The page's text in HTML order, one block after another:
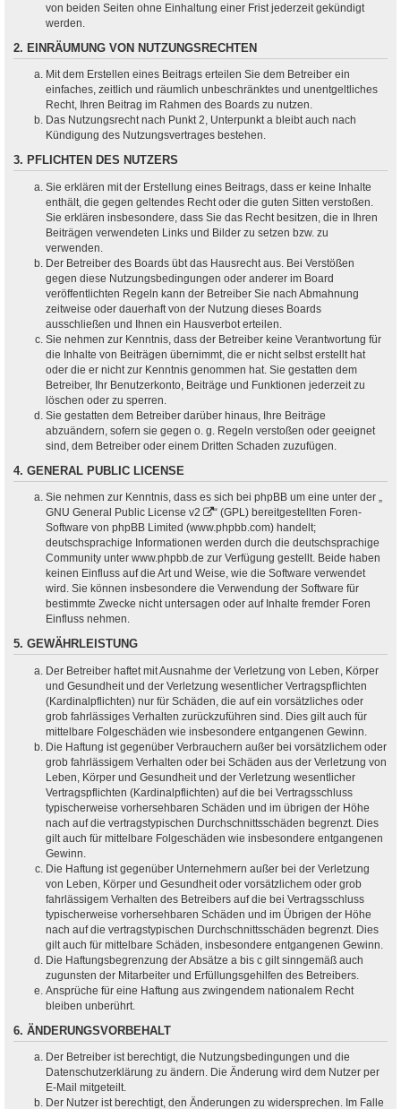
von beiden Seiten ohne Einhaltung einer Frist jederzeit gekündigt
werden.
2. EINRÄUMUNG VON NUTZUNGSRECHTEN
Mit dem Erstellen eines Beitrags erteilen Sie dem Betreiber ein
einfaches, zeitlich und räumlich unbeschränktes und unentgeltliches
Recht, Ihren Beitrag im Rahmen des Boards zu nutzen.
Das Nutzungsrecht nach Punkt 2, Unterpunkt a bleibt auch nach
Kündigung des Nutzungsvertrages bestehen.
3. PFLICHTEN DES NUTZERS
Sie erklären mit der Erstellung eines Beitrags, dass er keine Inhalte
enthält, die gegen geltendes Recht oder die guten Sitten verstoßen.
Sie erklären insbesondere, dass Sie das Recht besitzen, die in Ihren
Beiträgen verwendeten Links und Bilder zu setzen bzw. zu
verwenden.
Der Betreiber des Boards übt das Hausrecht aus. Bei Verstößen
gegen diese Nutzungsbedingungen oder anderer im Board
veröffentlichten Regeln kann der Betreiber Sie nach Abmahnung
zeitweise oder dauerhaft von der Nutzung dieses Boards
ausschließen und Ihnen ein Hausverbot erteilen.
Sie nehmen zur Kenntnis, dass der Betreiber keine Verantwortung für
die Inhalte von Beiträgen übernimmt, die er nicht selbst erstellt hat
oder die er nicht zur Kenntnis genommen hat. Sie gestatten dem
Betreiber, Ihr Benutzerkonto, Beiträge und Funktionen jederzeit zu
löschen oder zu sperren.
Sie gestatten dem Betreiber darüber hinaus, Ihre Beiträge
abzuändern, sofern sie gegen o. g. Regeln verstoßen oder geeignet
sind, dem Betreiber oder einem Dritten Schaden zuzufügen.
4. GENERAL PUBLIC LICENSE
Sie nehmen zur Kenntnis, dass es sich bei phpBB um eine unter der „
GNU General Public License v2
“ (GPL) bereitgestellten Foren-
Software von phpBB Limited (www.phpbb.com) handelt;
deutschsprachige Informationen werden durch die deutschsprachige
Community unter www.phpbb.de zur Verfügung gestellt. Beide haben
keinen Einfluss auf die Art und Weise, wie die Software verwendet
wird. Sie können insbesondere die Verwendung der Software für
bestimmte Zwecke nicht untersagen oder auf Inhalte fremder Foren
Einfluss nehmen.
5. GEWÄHRLEISTUNG
Der Betreiber haftet mit Ausnahme der Verletzung von Leben, Körper
und Gesundheit und der Verletzung wesentlicher Vertragspflichten
(Kardinalpflichten) nur für Schäden, die auf ein vorsätzliches oder
grob fahrlässiges Verhalten zurückzuführen sind. Dies gilt auch für
mittelbare Folgeschäden wie insbesondere entgangenen Gewinn.
Die Haftung ist gegenüber Verbrauchern außer bei vorsätzlichem oder
grob fahrlässigem Verhalten oder bei Schäden aus der Verletzung von
Leben, Körper und Gesundheit und der Verletzung wesentlicher
Vertragspflichten (Kardinalpflichten) auf die bei Vertragsschluss
typischerweise vorhersehbaren Schäden und im übrigen der Höhe
nach auf die vertragstypischen Durchschnittsschäden begrenzt. Dies
gilt auch für mittelbare Folgeschäden wie insbesondere entgangenen
Gewinn.
Die Haftung ist gegenüber Unternehmern außer bei der Verletzung
von Leben, Körper und Gesundheit oder vorsätzlichem oder grob
fahrlässigem Verhalten des Betreibers auf die bei Vertragsschluss
typischerweise vorhersehbaren Schäden und im Übrigen der Höhe
nach auf die vertragstypischen Durchschnittsschäden begrenzt. Dies
gilt auch für mittelbare Schäden, insbesondere entgangenen Gewinn.
Die Haftungsbegrenzung der Absätze a bis c gilt sinngemäß auch
zugunsten der Mitarbeiter und Erfüllungsgehilfen des Betreibers.
Ansprüche für eine Haftung aus zwingendem nationalem Recht
bleiben unberührt.
6. ÄNDERUNGSVORBEHALT
Der Betreiber ist berechtigt, die Nutzungsbedingungen und die
Datenschutzerklärung zu ändern. Die Änderung wird dem Nutzer per
E-Mail mitgeteilt.
Der Nutzer ist berechtigt, den Änderungen zu widersprechen. Im Falle